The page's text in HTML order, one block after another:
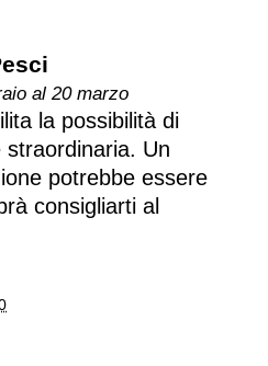
al 20 marzo
la possibilità di
Un
potrebbe essere
consigliarti al